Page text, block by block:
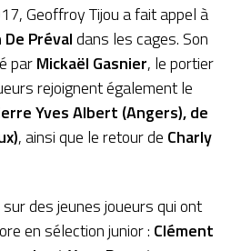
Geoffroy Tijou a fait appel à
Prévaldans les cages. Son
parMickaël Gasnier, le portier
rejoignent également le
Yves Albert (Angers), de
, ainsi que le retour de Charly
des jeunes joueurs qui ont
en sélection junior : Clément